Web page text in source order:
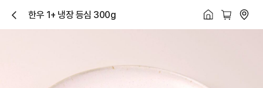
닫
기
한우 1+ 냉장 등심 300g